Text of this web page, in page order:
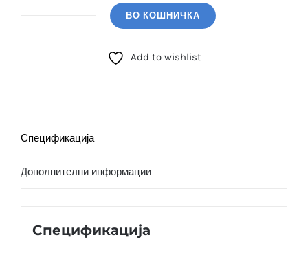
ВО КОШНИЧКА
Add to wishlist
Спецификација
Дополнителни информации
Спецификација